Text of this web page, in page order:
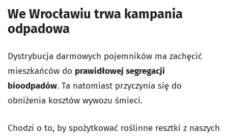
We Wrocławiu trwa kampania
odpadowa
Dystrybucja darmowych pojemników ma zachęcić
mieszkańców do prawidłowej segregacji
bioodpadów. Ta natomiast przyczynia się do
obniżenia kosztów wywozu śmieci.
Chodzi o to, by spożytkować roślinne resztki z naszych